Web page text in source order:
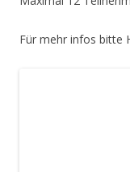
Für mehr infos bitte